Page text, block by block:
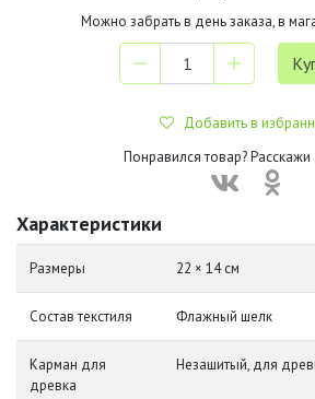
Можно забрать в день заказа, в
Добавить в
Понравился товар? Расскажи
Характеристики
Размеры 22 × 14 см
Состав текстиля Флажный шелк
Карман для
древка
Незашитый, для